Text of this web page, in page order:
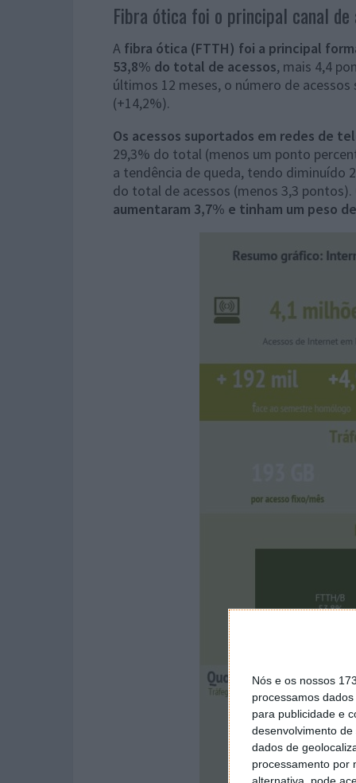
Nós e os nossos
processamos
para publicidade e
desenvolvimento de
dados de
processamento por
Fibra ótica foi o principal canal
A fibra ótica (FTTH) foi a principal
53,8% do total de acessos, mais 4,4
últimos 12 meses, o número de
(+14,2%).
Os acessos suportados em redes de
29,3% do total (menos um ponto
a tendência de queda, tendo diminuído
do total de acessos (menos 3,3 pontos).
aumentaram 3,7% e tinham um peso